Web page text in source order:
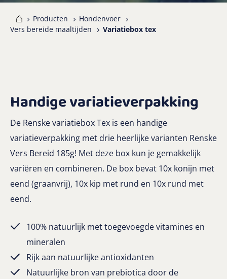
Producten
Hondenvoer
Vers bereide maaltijden
Variatiebox tex
Handige variatieverpakking
De Renske variatiebox Tex is een handige
variatieverpakking met drie heerlijke varianten Renske
Vers Bereid 185g! Met deze box kun je gemakkelijk
variëren en combineren. De box bevat 10x konijn met
eend (graanvrij), 10x kip met rund en 10x rund met
eend.
100% natuurlijk met toegevoegde vitamines en
mineralen
Rijk aan natuurlijke antioxidanten
Natuurlijke bron van prebiotica door de